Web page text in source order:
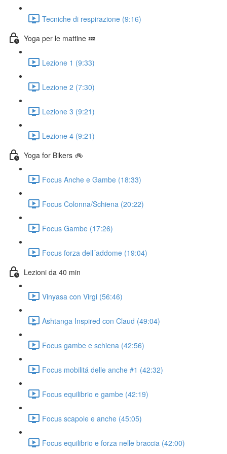
Tecniche di respirazione (9:16)
Yoga per le mattine 💤
Lezione 1 (9:33)
Lezione 2 (7:30)
Lezione 3 (9:21)
Lezione 4 (9:21)
Yoga for Bikers 🚲
Focus Anche e Gambe (18:33)
Focus Colonna/Schiena (20:22)
Focus Gambe (17:26)
Focus forza dell´addome (19:04)
Lezioni da 40 min
Vinyasa con Virgi (56:46)
Ashtanga Inspired con Claud (49:04)
Focus gambe e schiena (42:56)
Focus mobilitá delle anche #1 (42:32)
Focus equilibrio e gambe (42:19)
Focus scapole e anche (45:05)
Focus equilibrio e forza nelle braccia (42:00)